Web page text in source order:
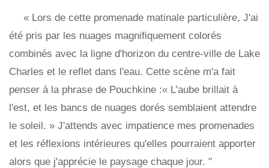
« Lors de cette promenade matinale particulière, J'ai
été pris par les nuages ​​magnifiquement colorés
combinés avec la ligne d'horizon du centre-ville de Lake
Charles et le reflet dans l'eau. Cette scène m'a fait
penser à la phrase de Pouchkine :« L'aube brillait à
l'est, et les bancs de nuages ​​dorés semblaient attendre
le soleil. » J'attends avec impatience mes promenades
et les réflexions intérieures qu'elles pourraient apporter
alors que j'apprécie le paysage chaque jour. "